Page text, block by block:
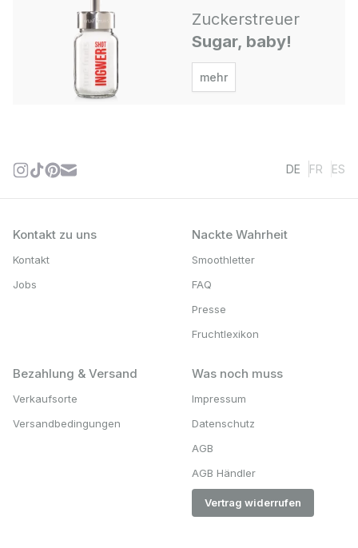
Zuckerstreuer
Sugar, baby!
mehr
DE FR ES
Kontakt zu uns
Kontakt
Jobs
Nackte Wahrheit
Smoothletter
FAQ
Presse
Fruchtlexikon
Bezahlung & Versand
Verkaufsorte
Versandbedingungen
Was noch muss
Impressum
Datenschutz
AGB
AGB Händler
Vertrag widerrufen